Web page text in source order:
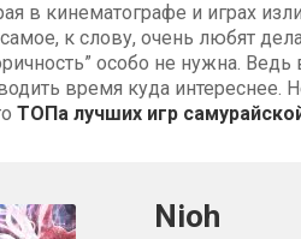
в кинематографе и играх
к слову, очень любят
особо не нужна.
время куда интереснее.
ТОПа лучших игр
Nioh